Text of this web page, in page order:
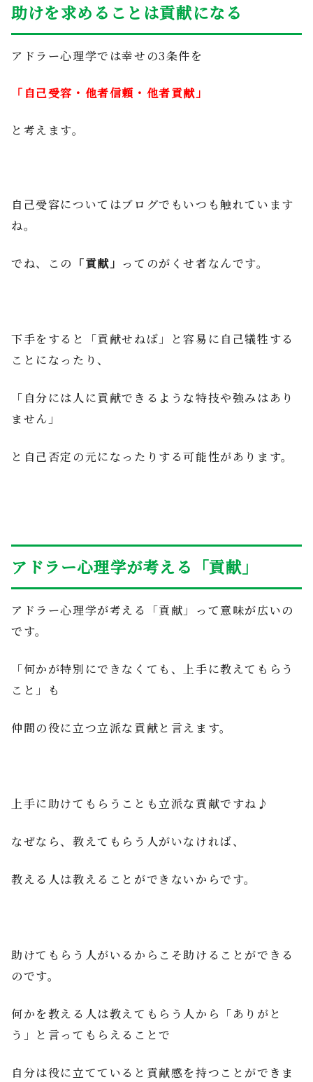
助けを求めることは貢献になる
アドラー心理学では幸せの3条件を
「自己受容・他者信頼・他者貢献」
と考えます。
自己受容についてはブログでもいつも触れています
ね。
でね、この 「貢献」 ってのがくせ者なんです。
下手をすると「貢献せねば」と容易に自己犠牲する
ことになったり、
「自分には人に貢献できるような特技や強みはあり
ません」
と自己否定の元になったりする可能性があります。
アドラー心理学が考える「貢献」
アドラー心理学が考える「貢献」って意味が広いの
です。
「何かが特別にできなくても、上手に教えてもらう
こと」も
仲間の役に立つ立派な貢献と言えます。
上手に助けてもらうことも立派な貢献ですね♪
なぜなら、教えてもらう人がいなければ、
教える人は教えることができないからです。
助けてもらう人がいるからこそ助けることができる
のです。
何かを教える人は教えてもらう人から「ありがと
う」と言ってもらえることで
自分は役に立てていると貢献感を持つことができま